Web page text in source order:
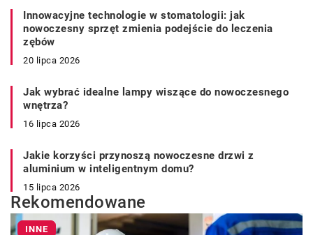
Innowacyjne technologie w stomatologii: jak
nowoczesny sprzęt zmienia podejście do leczenia
zębów
20 lipca 2026
Jak wybrać idealne lampy wiszące do nowoczesnego
wnętrza?
16 lipca 2026
Jakie korzyści przynoszą nowoczesne drzwi z
aluminium w inteligentnym domu?
15 lipca 2026
Rekomendowane
INNE